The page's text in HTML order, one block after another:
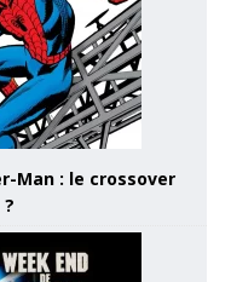
Man : le crossover